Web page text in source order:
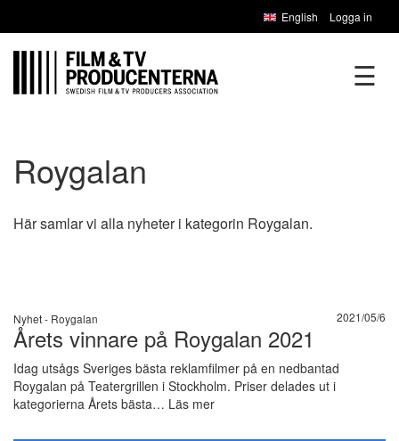
English Logga in
☰
Roygalan
Här samlar vi alla nyheter i kategorin Roygalan.
Nyhet - Roygalan 2021/05/6
Årets vinnare på Roygalan 2021
Idag utsågs Sveriges bästa reklamfilmer på en nedbantad
Roygalan på Teatergrillen i Stockholm. Priser delades ut i
kategorierna Årets bästa… Läs mer